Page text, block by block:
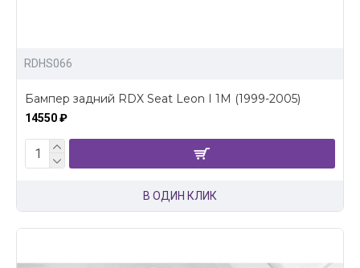
RDHS066
Бампер задний RDX Seat Leon I 1M (1999-2005)
14550 ₽
В ОДИН КЛИК